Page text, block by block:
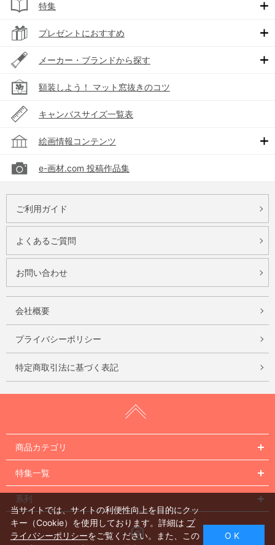
特集
プレゼントにおすすめ
メーカー・ブランドから探す
額装しよう！ マット窓抜きのコツ
キャンバスサイズ一覧表
絵画情報コンテンツ
e-画材.com 投稿作品集
ご利用ガイド
よくあるご質問
お問い合わせ
会社概要
プライバシーポリシー
特定商取引法に基づく表記
商品カテゴリ
特集一覧
系列
Instagram
当サイトでは、サイトの利便性向上を目的にクッ
キー（Cookie）を使用しております。詳細は プ
ライバシーポリシーをご覧ください。また、この
O K